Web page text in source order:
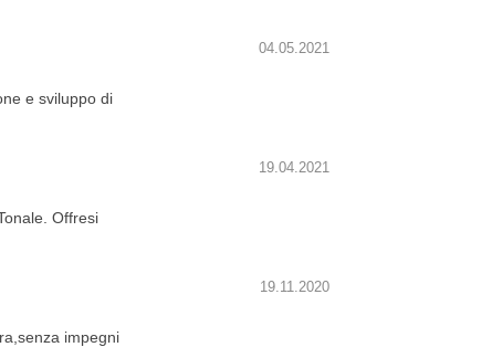
04.05.2021
e sviluppo di
19.04.2021
Offresi
19.11.2020
impegni